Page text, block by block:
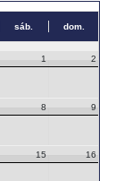
sáb. dom.
1 2
8 9
15 16